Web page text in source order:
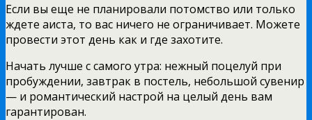
Если вы еще не планировали потомство или только
ждете аиста, то вас ничего не ограничивает. Можете
провести этот день как и где захотите.
Начать лучше с самого утра: нежный поцелуй при
пробуждении, завтрак в постель, небольшой сувенир
— и романтический настрой на целый день вам
гарантирован.